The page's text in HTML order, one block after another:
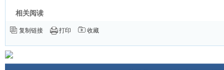
相关阅读
复制链接 打印 收藏